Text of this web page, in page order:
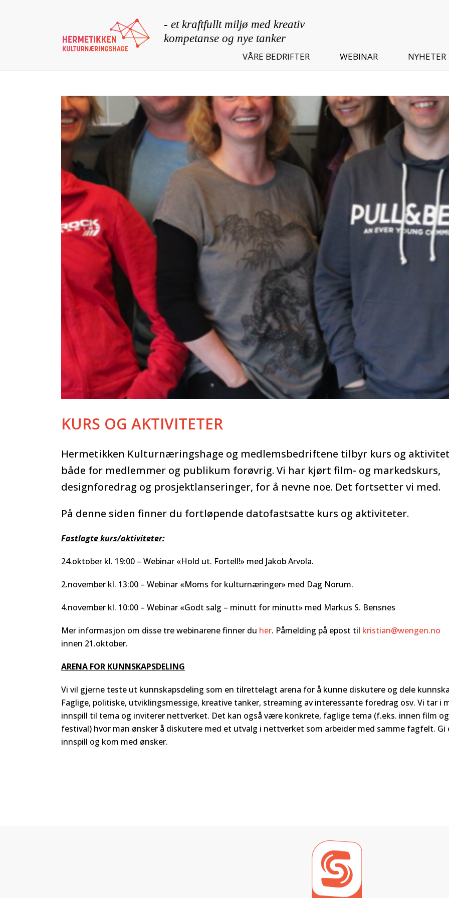
VÅRE BEDRIFTER WEBINAR NYHETER
KURS OG AKTIVITETER
Hermetikken Kulturnæringshage og medlemsbedriftene tilbyr kurs og
både for medlemmer og publikum forøvrig. Vi har kjørt film- og markedskurs,
designforedrag og prosjektlanseringer, for å nevne noe. Det fortsetter vi med.
På denne siden finner du fortløpende datofastsatte kurs og aktiviteter.
Fastlagte kurs/aktiviteter:
24.oktober kl. 19:00 – Webinar «Hold ut. Fortell!» med Jakob Arvola.
2.november kl. 13:00 – Webinar «Moms for kulturnæringer» med Dag Norum.
4.november kl. 10:00 – Webinar «Godt salg – minutt for minutt» med Markus S. Bensnes
Mer informasjon om disse tre webinarene finner du her. Påmelding på epost til kristian@wengen.no
innen 21.oktober.
ARENA FOR KUNNSKAPSDELING
Vi vil gjerne teste ut kunnskapsdeling som en tilrettelagt arena for å kunne diskutere og dele
Faglige, politiske, utviklingsmessige, kreative tanker, streaming av interessante foredrag osv. Vi tar i
innspill til tema og inviterer nettverket. Det kan også være konkrete, faglige tema (f.eks. innen film og
festival) hvor man ønsker å diskutere med et utvalg i nettverket som arbeider med samme fagfelt. Gi
innspill og kom med ønsker.